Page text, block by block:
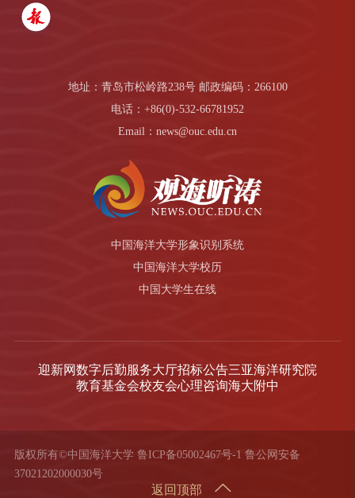
地址：青岛市松岭路238号 邮政编码：266100
电话：+86(0)-532-66781952
Email：news@ouc.edu.cn
中国海洋大学形象识别系统
中国海洋大学校历
中国大学生在线
迎新网数字后勤服务大厅招标公告三亚海洋研究院
教育基金会校友会心理咨询海大附中
版权所有©中国海洋大学 鲁ICP备05002467号-1 鲁公网安备
37021202000030号
返回顶部